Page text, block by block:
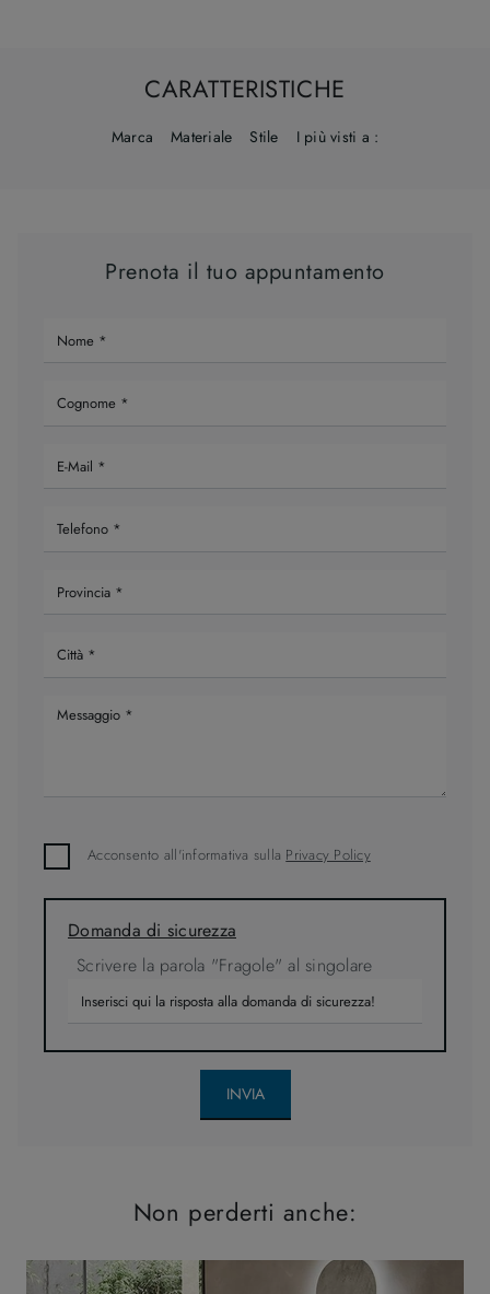
CARATTERISTICHE
Marca Materiale Stile I più visti a :
Prenota il tuo appuntamento
Acconsento all'informativa sulla Privacy Policy
Domanda di sicurezza
Scrivere la parola "Fragole" al singolare
INVIA
Non perderti anche: